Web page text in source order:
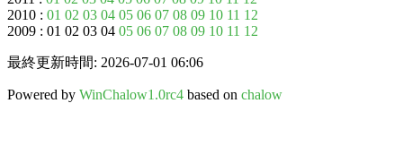
2010 : 01 02 03 04 05 06 07 08 09 10 11 12
2009 : 01 02 03 04 05 06 07 08 09 10 11 12
最終更新時間: 2026-07-01 06:06
Powered by WinChalow1.0rc4 based on chalow